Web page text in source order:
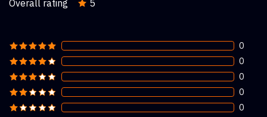
Overall rating 5
0
0
0
0
0